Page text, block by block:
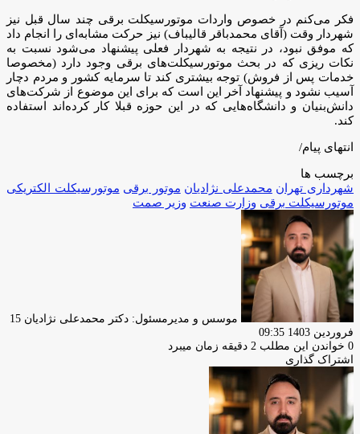
فکر می‌کنم در خصوص واردات موتورسیکلت برقی چند سال قبل نیز
شهردار وقت (آقای محمدباقر قالیباف) نیز حرکت مشابه‌ای را انجام داد
که موفق نبود، در نتیجه به شهردار فعلی پیشنهاد می‌شود نسبت به
نکات ریزی که در بحث موتورسیکلت‌های برقی وجود دارد (مخصوصا
خدمات پس از فروش) توجه بیشتری کند تا سرمایه کشور و مردم دچار
آسیب نشود و پیشنهاد آخر این است که برای این موضوع از شرکت‌های
دانش‌بنیان و دانشگاه‌هایی که در این حوزه قبلا کار کرده‌اند استفاده
کند.
انتهای پیام/
برچسب ها
شهرداری تهران محمدعلی نژادیان موتور برقی موتورسیکلت الکتریکى
موتورسیکلت برقى وزارت صنعت وزیر صمت
موسس و مدیرمسئول: دکتر محمدعلی نژادیان 15
فروردین 1403 09:35
0 خواندن این مطلب 2 دقیقه زمان میبرد
اشتراک گذاری
فیس
بوک
توئیتر
لینکدین
واتس
آپ
تلگرام
اشتراک
گذاری
طریق
ایمیل
چاپ